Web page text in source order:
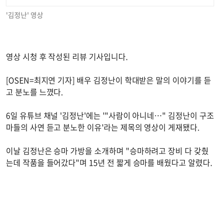
'김정난' 영상
영상 시청 후 작성된 리뷰 기사입니다.
[OSEN=최지연 기자] 배우 김정난이 학대받은 말의 이야기를 듣
고 분노를 느꼈다.
6일 유튜브 채널 '김정난'에는 '"사람이 아니네…" 김정난이 구조
마들의 사연 듣고 분노한 이유'라는 제목의 영상이 게재됐다.
이날 김정난은 승마 가방을 소개하며 "승마하려고 장비 다 갖췄
는데 작품을 들어갔다"며 15년 전 짧게 승마를 배웠다고 알렸다.